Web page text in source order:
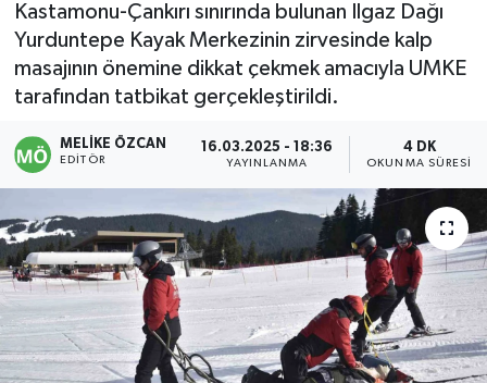
Kastamonu-Çankırı sınırında bulunan Ilgaz Dağı
Yurduntepe Kayak Merkezinin zirvesinde kalp
masajının önemine dikkat çekmek amacıyla UMKE
tarafından tatbikat gerçekleştirildi.
MELIKE ÖZCAN
EDITÖR
16.03.2025 - 18:36
YAYINLANMA
4 DK
OKUNMA SÜRESI
Bartın
Karabük
Devrek
ÇEVRE
BİLİM VE TEKNOLOJİ
DUNYA
Haber Arşivi